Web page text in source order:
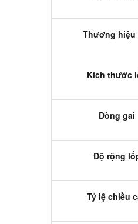
Thương hiệu
Kích thước
Dòng gai
Độ rộng
Tỷ lệ chiều